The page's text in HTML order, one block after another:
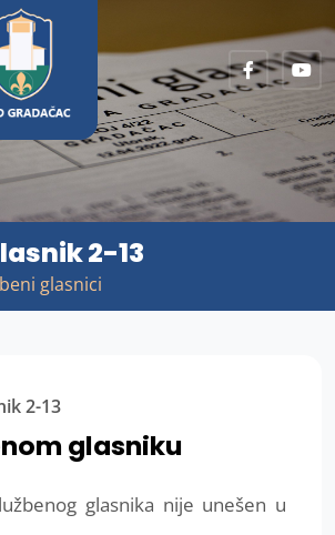
2-13
glasnici
2-13
glasniku
glasnika nije unešen u